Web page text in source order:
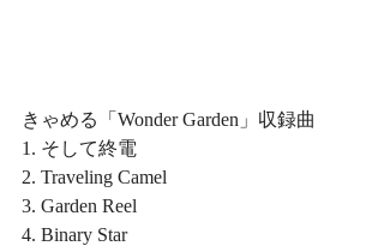
きゃめる「Wonder Garden」収録曲
1. そして終電
2. Traveling Camel
3. Garden Reel
4. Binary Star